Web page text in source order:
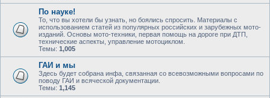
По науке!
То, что вы хотели бы узнать, но боялись спросить. Материалы с
использованием статей из популярных российских и зарубежных мото-
изданий. Основы мото-техники, первая помощь на дороге при ДТП,
технические аспекты, управление мотоциклом.
Темы: 1,005
ГАИ и мы
Здесь будет собрана инфа, связанная со всевозможными вопросами по
поводу ГАИ и всяческой документации.
Темы: 1,145